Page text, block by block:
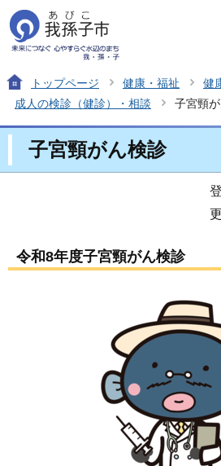
トップページ 健康・福祉 健
成人の検診（健診）・相談
子宮頸
子宮頸がん検診
令和8年度子宮頸がん検診